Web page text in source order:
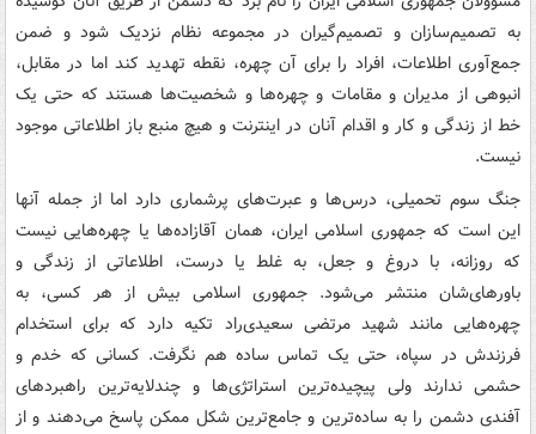
به تصمیم‌سازان و تصمیم‌گیران در مجموعه نظام نزدیک شود و ضمن
جمع‌آوری اطلاعات، افراد را برای آن چهره، نقطه تهدید کند اما در مقابل،
انبوهی از مدیران و مقامات و چهره‌ها و شخصیت‌ها هستند که حتی یک
خط از زندگی و کار و اقدام آنان در اینترنت و هیچ منبع باز اطلاعاتی موجود
نیست.
جنگ سوم تحمیلی، درس‌ها و عبرت‌های پرشماری دارد اما از جمله آنها
این است که جمهوری اسلامی ایران، همان آقازاده‌ها یا چهره‌هایی نیست
که روزانه، با دروغ و جعل، به غلط یا درست، اطلاعاتی از زندگی و
باورهای‌شان منتشر می‌شود. جمهوری اسلامی بیش از هر کسی، به
چهره‌هایی مانند شهید مرتضی سعیدی‌راد تکیه دارد که برای استخدام
فرزندش در سپاه، حتی یک تماس ساده هم نگرفت. کسانی که خدم و
حشمی ندارند ولی پیچیده‌ترین استراتژی‌ها و چندلایه‌ترین راهبردهای
آفندی دشمن را به ساده‌ترین و جامع‌ترین شکل ممکن پاسخ می‌دهند و از